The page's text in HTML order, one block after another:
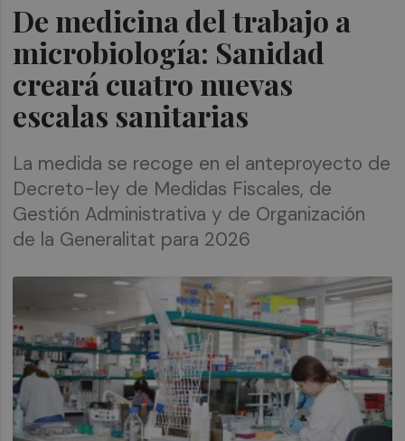
De medicina del trabajo a
microbiología: Sanidad
creará cuatro nuevas
escalas sanitarias
La medida se recoge en el anteproyecto de
Decreto-ley de Medidas Fiscales, de
Gestión Administrativa y de Organización
de la Generalitat para 2026